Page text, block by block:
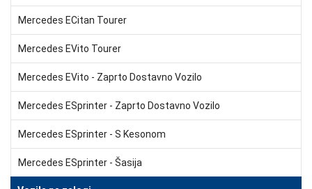
Mercedes ECitan Tourer
Mercedes EVito Tourer
Mercedes EVito - Zaprto Dostavno Vozilo
Mercedes ESprinter - Zaprto Dostavno Vozilo
Mercedes ESprinter - S Kesonom
Mercedes ESprinter - Šasija